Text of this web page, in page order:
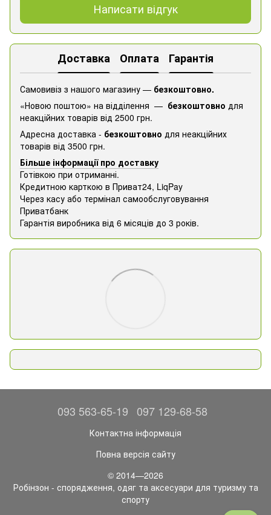
Написати відгук
Доставка Оплата Гарантія
Самовивіз з нашого магазину — безкоштовно.
«Новою поштою» на відділення — безкоштовно для
неакційних товарів від 2500 грн.
Адресна доставка - безкоштовно для неакційних
товарів від 3500 грн.
Більше інформації про доставку
Готівкою при отриманні.
Кредитною карткою в Приват24, ​​LiqPay
Через касу або термінал самообслуговування
Приватбанк
Гарантія виробника від 6 місяців до 3 років.
093 563-65-19 097 129-68-58
Контактна інформація
Повна версія сайту
© 2014—2026
Робінзон - спорядження, одяг та аксесуари для туризму та
спорту